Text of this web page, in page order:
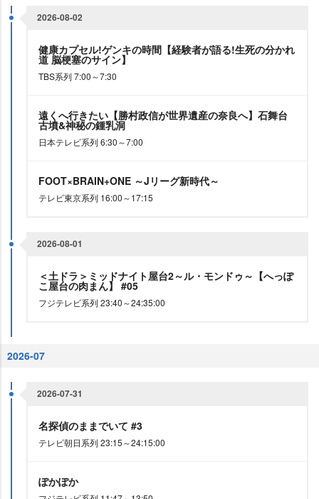
2026-08-02
健康カプセル!ゲンキの時間【経験者が語る!生死の分かれ
道 脳梗塞のサイン】
TBS系列 7:00～7:30
遠くへ行きたい【勝村政信が世界遺産の奈良へ】石舞台
古墳&神秘の鍾乳洞
日本テレビ系列 6:30～7:00
FOOT×BRAIN+ONE ～Jリーグ新時代～
テレビ東京系列 16:00～17:15
2026-08-01
＜土ドラ＞ミッドナイト屋台2～ル・モンドゥ～【へっぽ
こ屋台の肉まん】 #05
フジテレビ系列 23:40～24:35:00
2026-07
2026-07-31
名探偵のままでいて #3
テレビ朝日系列 23:15～24:15:00
ぽかぽか